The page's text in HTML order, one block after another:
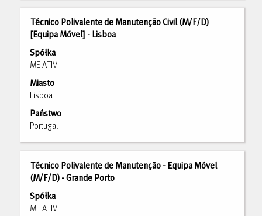
oferty
pracy.
Tytuł
Técnico Polivalente de Manutenção Civil (M/F/D)
[Equipa Móvel] - Lisboa
Spółka
ME ATIV
Miasto
Lisboa
Państwo
Portugal
Zaznacz
za
pomocą
spacji,
wyświetlić
pełną
treść
danych
oferty
pracy.
Tytuł
Técnico Polivalente de Manutenção - Equipa Móvel
(M/F/D) - Grande Porto
Spółka
ME ATIV
Zaznacz
za
pomocą
spacji,